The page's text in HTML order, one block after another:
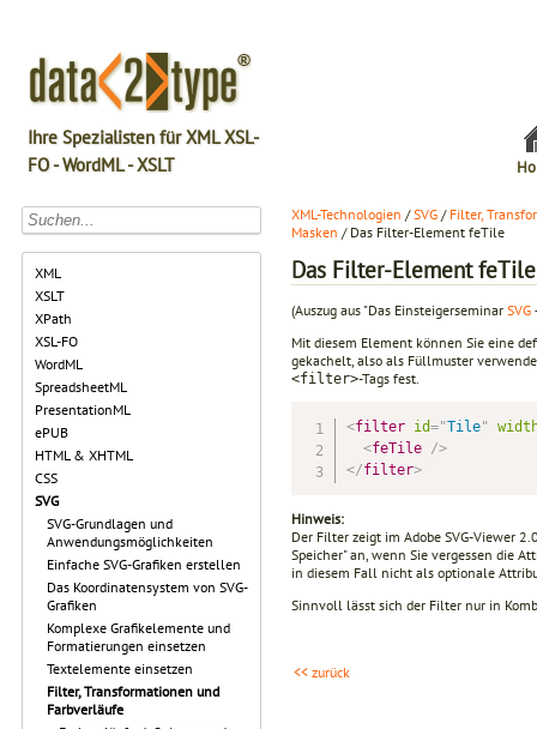
Ihre Spezialisten für XML XSL-
FO - WordML - XSLT
XML
XSLT
XPath
XSL-FO
WordML
SpreadsheetML
PresentationML
ePUB
HTML & XHTML
CSS
SVG
SVG-Grundlagen und
Anwendungsmöglichkeiten
Einfache SVG-Grafiken erstellen
Das Koordinatensystem von SVG-
Grafiken
Komplexe Grafikelemente und
Formatierungen einsetzen
Textelemente einsetzen
Filter, Transformationen und
Farbverläufe
XML-Technologien /SVG / Filter,
Masken / Das Filter-Element feTile
Das Filter-Element feTile
(Auszug aus "Das Einsteigerseminar SVG
Mit diesem Element können Sie eine
gekachelt, also als Füllmuster
<filter>-Tags fest.
<filter id="Tile"
<feTile
/>
</filter>
Hinweis:
Der Filter zeigt im Adobe SVG-Viewer
Speicher" an, wenn Sie vergessen die
in diesem Fall nicht als optionale
Sinnvoll lässt sich der Filter nur in
<< zurück